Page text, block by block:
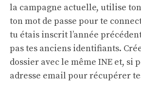
la campagne actuelle, utilise
ton mot de passe pour te
tu étais inscrit l’année
pas tes anciens identifiants.
dossier avec le même INE et, si
adresse email pour récupérer